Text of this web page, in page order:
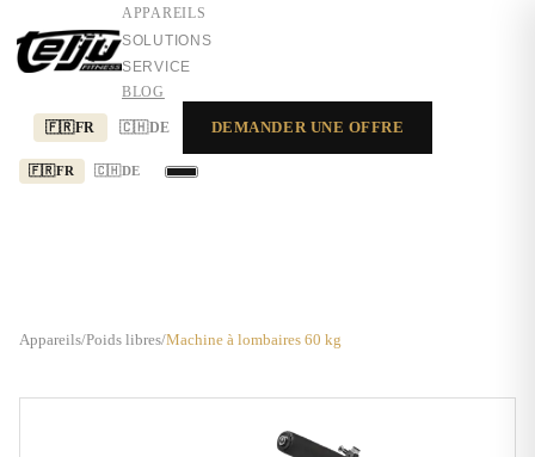
APPAREILS
SOLUTIONS
SERVICE
BLOG
🇫🇷FR 🇨🇭 DE DEMANDER UNE OFFRE
🇫🇷FR 🇨🇭 DE
Appareils/Poids libres/Machine à lombaires 60 kg